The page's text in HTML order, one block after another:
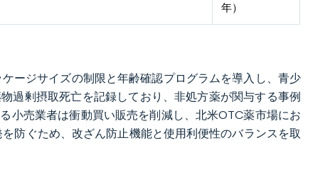
年）
ージサイズの制限と年齢確認プログラムを導入し、青少
過剰摂取死亡を記録しており、非処方薬が関与する事例
小売業者は衝動買い販売を削減し、北米OTC薬市場にお
防ぐため、改ざん防止機能と使用利便性のバランスを取